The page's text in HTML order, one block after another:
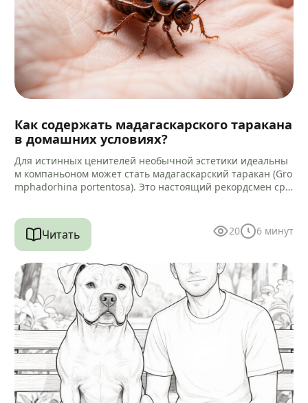
Как содержать мадагаскарского таракана
в домашних условиях?
Для истинных ценителей необычной эстетики идеальны
м компаньоном может стать мадагаскарский таракан (Gro
mphadorhina portentosa). Это настоящий рекордсмен сре
Читать 20 6 минут